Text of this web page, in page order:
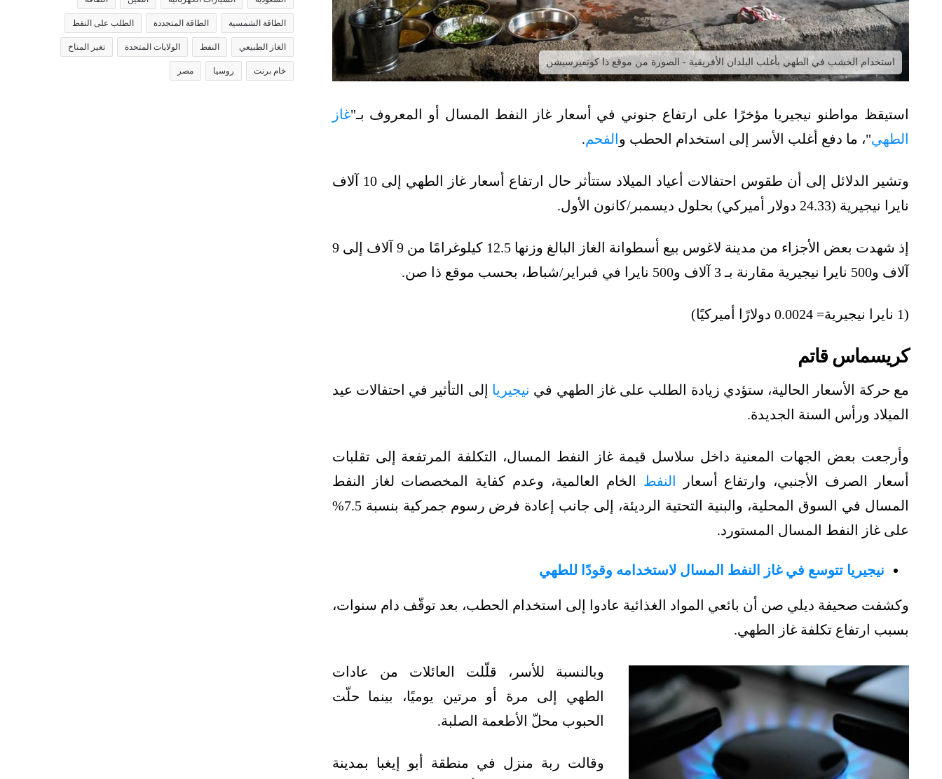
استخدام الخشب في الطهي بأغلب البلدان الأفريقية - الصورة من موقع ذا كونفيرسيشن
استيقظ مواطنو نيجيريا مؤخرًا على ارتفاع جنوني في أسعار غاز النفط المسال أو المعروف بـ"غاز
الطهي"، ما دفع أغلب الأسر إلى استخدام الحطب و الفحم.
وتشير الدلائل إلى أن طقوس احتفالات أعياد الميلاد ستتأثر حال ارتفاع أسعار غاز الطهي إلى 10 آلاف
نايرا نيجيرية (24.33 دولار أميركي) بحلول ديسمبر/كانون الأول.
إذ شهدت بعض الأجزاء من مدينة لاغوس بيع أسطوانة الغاز البالغ وزنها 12.5 كيلوغرامًا من 9 آلاف إلى 9
آلاف و500 نايرا نيجيرية مقارنة بـ 3 آلاف و500 نايرا في فبراير/شباط، بحسب موقع ذا صن.
(1 نايرا نيجيرية= 0.0024 دولارًا أميركيًا)
كريسماس قاتم
مع حركة الأسعار الحالية، ستؤدي زيادة الطلب على غاز الطهي في نيجيريا إلى التأثير في احتفالات عيد
الميلاد ورأس السنة الجديدة.
وأرجعت بعض الجهات المعنية داخل سلاسل قيمة غاز النفط المسال، التكلفة المرتفعة إلى تقلبات
أسعار الصرف الأجنبي، وارتفاع أسعار
النفط الخام العالمية، وعدم كفاية المخصصات لغاز النفط
المسال في السوق المحلية، والبنية التحتية الرديئة، إلى جانب إعادة فرض رسوم جمركية بنسبة 7.5%
على غاز النفط المسال المستورد.
نيجيريا تتوسع في غاز النفط المسال لاستخدامه وقودًا للطهي
وكشفت صحيفة ديلي صن أن بائعي المواد الغذائية عادوا إلى استخدام الحطب، بعد توقّف دام سنوات،
بسبب ارتفاع تكلفة غاز الطهي.
وبالنسبة للأسر، قلّلت العائلات من عادات
الطهي إلى مرة أو مرتين يوميًا، بينما حلّت
الحبوب محلّ الأطعمة الصلبة.
وقالت ربة منزل في منطقة أبو إيغبا بمدينة
الطاقة الشمسية الطاقة المتجددة الطلب على النفط
الغاز الطبيعي النفط الولايات المتحدة تغير المناخ
خام برنت روسيا مصر